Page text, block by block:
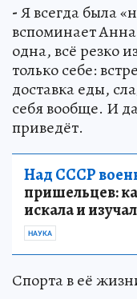
-Я всегда была
вспоминает
одна, всё резко
только себе:
доставка еды,
себя вообще. И
приведёт.
Над СССР
пришельцев:
искала и
НАУКА
Спорта в её